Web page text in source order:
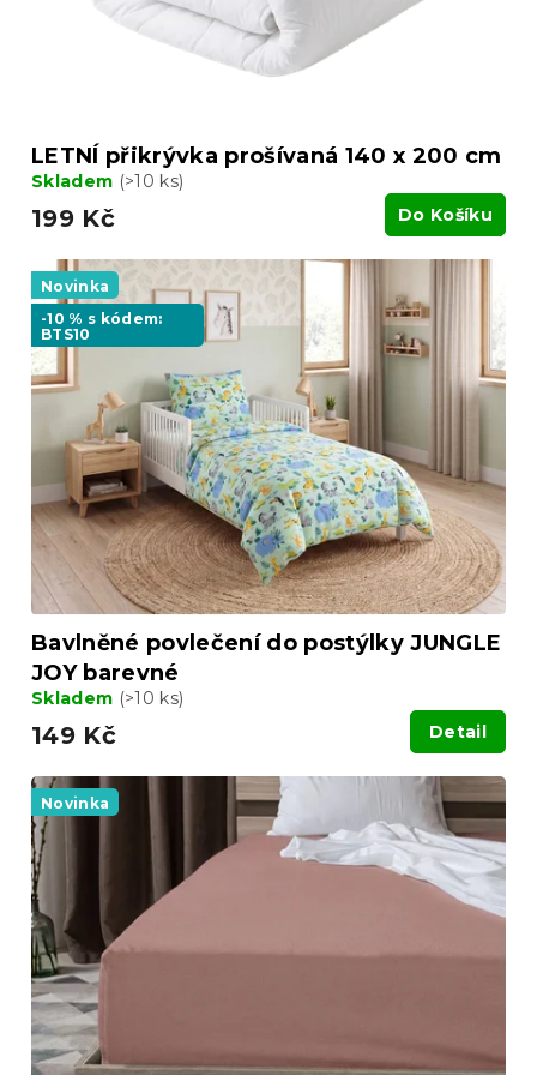
LETNÍ přikrývka prošívaná 140 x 200 cm
Skladem (>10 ks)
199 Kč Do Košíku
Novinka
-10 % s kódem:
BTS10
Bavlněné povlečení do postýlky JUNGLE
JOY barevné
Skladem (>10 ks)
149 Kč Detail
Novinka